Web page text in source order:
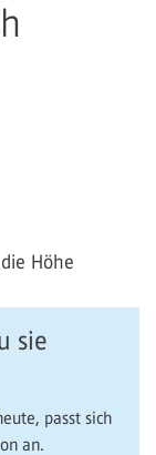
sie
passt sich
an.